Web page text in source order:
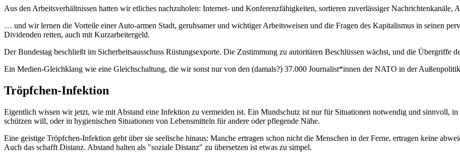
Aus den Arbeitsverhältnissen hatten wir etliches nachzuholen: Internet- und Konferenzfähigkeiten, sortieren zuverlässiger Nachrichtenkanäle,
… und wir lernen die Vorteile einer Auto-armen Stadt, geruhsamer und wichtiger Arbeitsweisen und die Fragen des Kapitalismus in seinen
Dividenden retten, auch mit Kurzarbeitergeld.
Der Bundestag beschließt im Sicherheitsausschuss Rüstungsexporte. Die Zustimmung zu autoritären Beschlüssen wächst, und die Übergriffe
Ein Medien-Gleichklang wie eine Gleichschaltung, die wir sonst nur von den (damals?) 37.000 Journalist*innen der NATO in der
Tröpfchen-Infektion
Eigentlich wissen wir jetzt, wie mit Abstand eine Infektion zu vermeiden ist. Ein Mundschutz ist nur für Situationen notwendig und sinnvoll, in
schützen will, oder in hygienischen Situationen von Lebensmitteln für andere oder pflegende Nähe.
Eine geistige Tröpfchen-Infektion geht über sie seelische hinaus: Manche ertragen schon nicht die Menschen in der Ferne, ertragen keine
Auch das schafft Distanz. Abstand halten als "soziale Distanz" zu übersetzen ist etwas zu simpel.